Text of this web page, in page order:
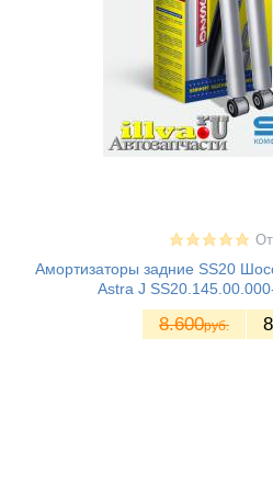
Амортизаторы задние SS20
Astra J
8.600руб.